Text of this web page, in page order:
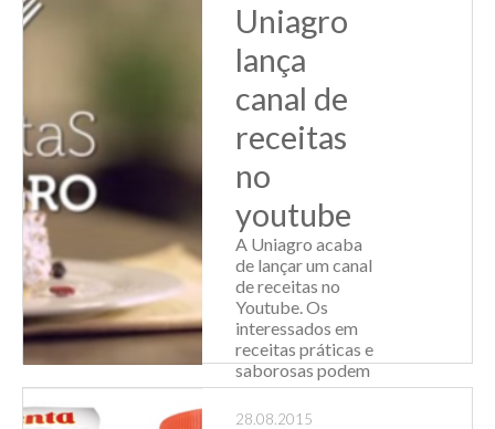
Uniagro
lança
canal de
receitas
no
youtube
A Uniagro acaba
de lançar um canal
de receitas no
Youtube. Os
interessados em
receitas práticas e
saborosas podem
acessar
www.youtube.com/
28.08.2015